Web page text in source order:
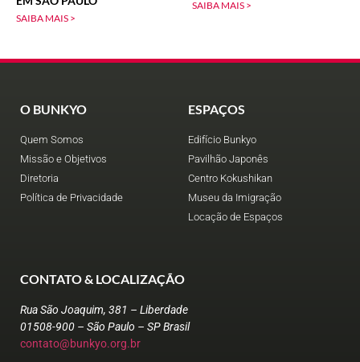
SAIBA MAIS >
SAIBA MAIS >
O BUNKYO
Quem Somos
Missão e Objetivos
Diretoria
Política de Privacidade
ESPAÇOS
Edifício Bunkyo
Pavilhão Japonês
Centro Kokushikan
Museu da Imigração
Locação de Espaços
CONTATO & LOCALIZAÇÃO
Rua São Joaquim, 381 – Liberdade
01508-900 – São Paulo – SP Brasil
contato@bunkyo.org.br